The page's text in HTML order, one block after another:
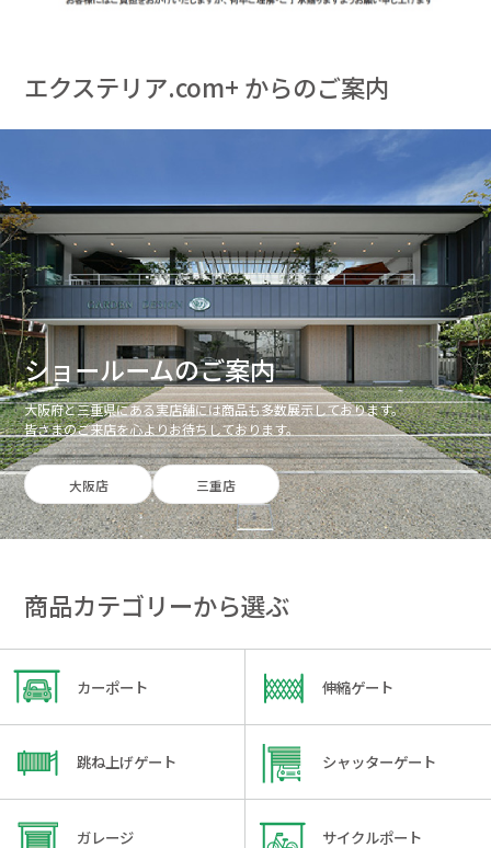
エクステリア.com+ からのご案内
ショールームのご案内
大阪府と三重県にある実店舗には商品も多数展示しております。
皆さまのご来店を心よりお待ちしております。
大阪店 三重店
商品カテゴリーから選ぶ
カーポート 伸縮ゲート
跳ね上げゲート シャッターゲート
ガレージ サイクルポート